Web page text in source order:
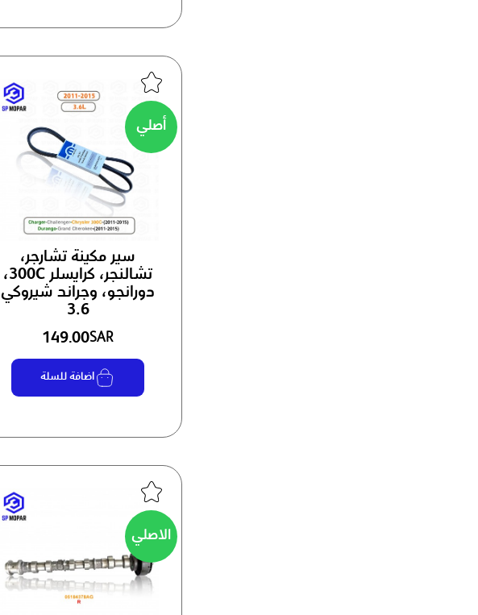
أصلي
سير مكينة تشارجر، تشالنجر، كرايسلر 300C،
دورانجو، وجراند شيروكي
3.6
149.00SAR
اضافة للسلة
الاصلي